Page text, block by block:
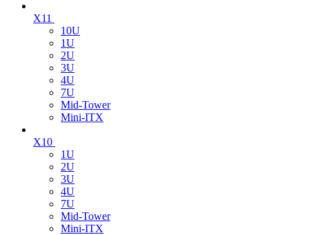
X11
10U
1U
2U
3U
4U
7U
Mid-Tower
Mini-ITX
X10
1U
2U
3U
4U
7U
Mid-Tower
Mini-ITX